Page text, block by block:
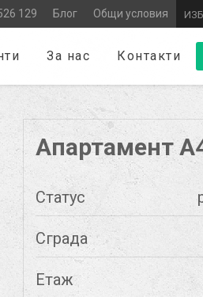
129 Блог Общи условия
За нас Контакти
Апартамент
Статус
Сграда
Етаж